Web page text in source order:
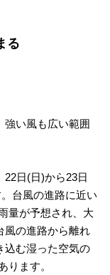
る
強い風も広い範囲
日(日)から23日
台風の進路に近い
量が予想され、大
風の進路から離れ
込む湿った空気の
ります。